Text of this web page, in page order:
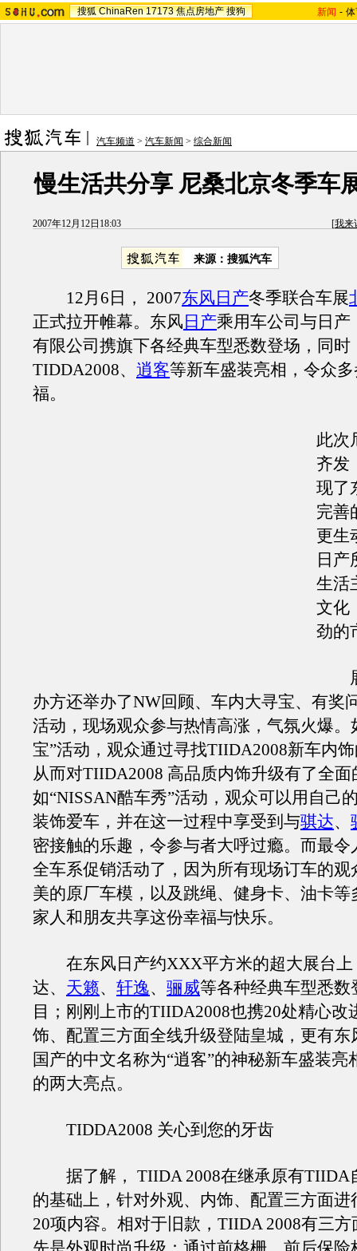
搜狐 ChinaRen 17173 焦点房地产 搜狗 新闻 -
汽车频道 > 汽车新闻 > 综合新闻
慢生活共分享 尼桑北京冬季车
2007年12月12日18:03 [我来
来源：搜狐汽车
12月6日， 2007东风日产冬季联合车展
正式拉开帷幕。东风 日产乘用车公司与日产
有限公司携旗下各经典车型悉数登场，同时
TIDDA2008、 逍客等新车盛装亮相，令众
福。
此次
齐发
现了
完善
更生
日产
生活
文化
劲的
展
办方还举办了NW回顾、车内大寻宝、有奖
活动，现场观众参与热情高涨，气氛火爆。
宝”活动，观众通过寻找TIIDA2008新车内
从而对TIIDA2008 高品质内饰升级有了全面
如“NISSAN酷车秀”活动，观众可以用自己
装饰爱车，并在这一过程中享受到与骐达、
密接触的乐趣，令参与者大呼过瘾。而最令
全车系促销活动了，因为所有现场订车的观
美的原厂车模，以及跳绳、健身卡、油卡等
家人和朋友共享这份幸福与快乐。
在东风日产约XXX平方米的超大展台上
达、 天籁、 轩逸、 骊威等各种经典车型悉数
目；刚刚上市的TIIDA2008也携20处精心改
饰、配置三方面全线升级登陆皇城，更有东
国产的中文名称为“逍客”的神秘新车盛装亮
的两大亮点。
TIDDA2008 关心到您的牙齿
据了解， TIIDA 2008在继承原有TIIDA
的基础上，针对外观、内饰、配置三方面进
20项内容。相对于旧款，TIIDA 2008有三